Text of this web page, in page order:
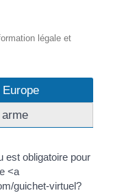
légale et
est obligatoire pour
<a
guichet-virtuel?